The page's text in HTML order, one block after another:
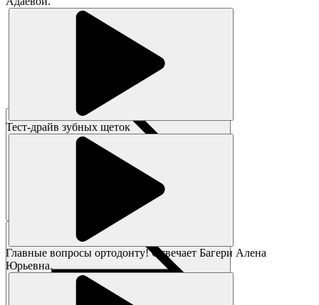
Тест-драйв зубных щеток
Главные вопросы ортодонту! Отвечает Багери Алена
Юрьевна.